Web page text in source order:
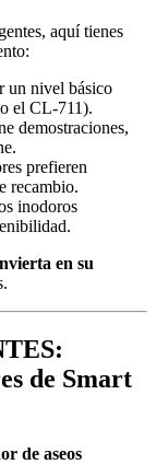
aquí tienes
un nivel básico
el CL-711).
demostraciones,
prefieren
recambio.
inodoros
en su
de Smart
de aseos